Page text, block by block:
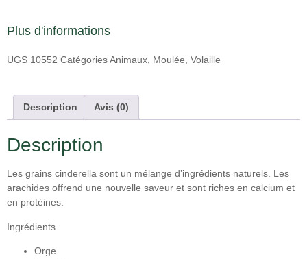
Plus d'informations
UGS 10552 CatégoriesAnimaux Moulée Volaille
Description Avis (0)
Description
Les grains cinderella sont un mélange d’ingrédients naturels. Les
arachides offrend une nouvelle saveur et sont riches en calcium et
en protéines.
Ingrédients
Orge